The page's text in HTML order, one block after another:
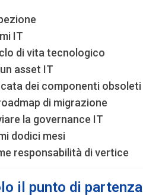
IT
di vita tecnologico
asset IT
dei componenti obsoleti
di migrazione
la governance IT
dodici mesi
responsabilità di vertice
il punto di partenza